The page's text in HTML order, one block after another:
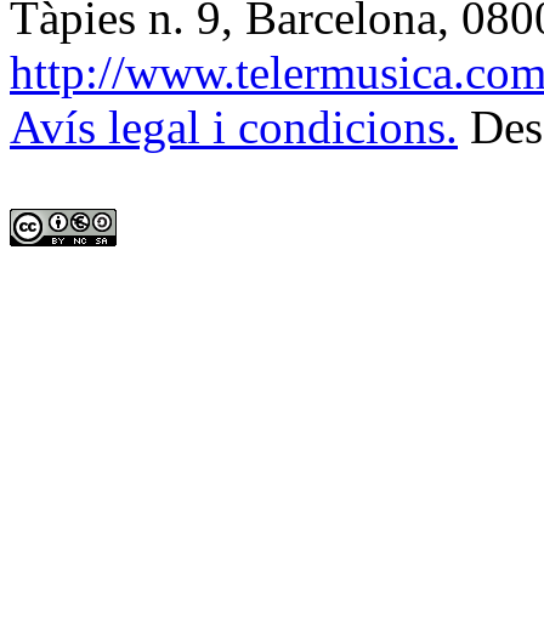
Tàpies n. 9, Barcelona,
http://
Avís legal i condicions.